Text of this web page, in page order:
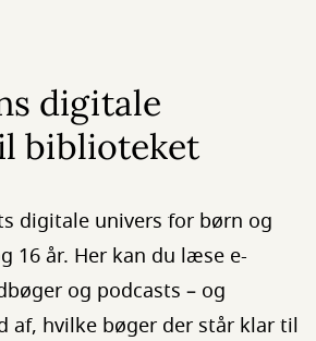
digitale
biblioteket
digitale univers for børn og
16 år. Her kan du læse e-
og podcasts – og
af, hvilke bøger der står klar til